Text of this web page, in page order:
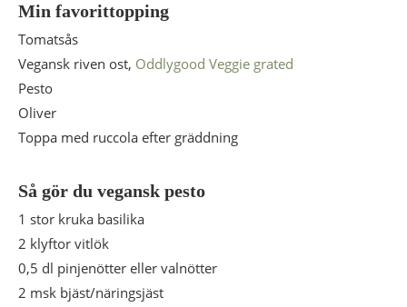
Min favorittopping
Tomatsås
Vegansk riven ost, Oddlygood Veggie grated
Pesto
Oliver
Toppa med ruccola efter gräddning
Så gör du vegansk pesto
1 stor kruka basilika
2 klyftor vitlök
0,5 dl pinjenötter eller valnötter
2 msk bjäst/näringsjäst